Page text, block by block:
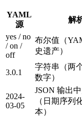
YAML
源
解
yes / no
/ on /
off
布尔值（
史遗产）
3.0.1
字符串（两
数字）
2024-
03-05
JSON 输出
（日期序列
本）